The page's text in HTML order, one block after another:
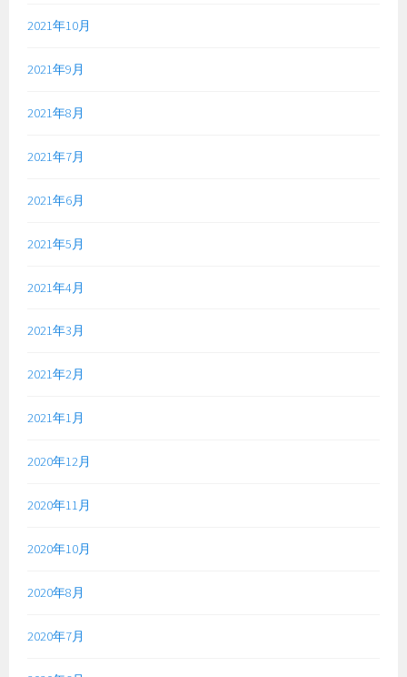
2021年10月
2021年9月
2021年8月
2021年7月
2021年6月
2021年5月
2021年4月
2021年3月
2021年2月
2021年1月
2020年12月
2020年11月
2020年10月
2020年8月
2020年7月